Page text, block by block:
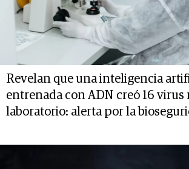
Revelan que una inteligencia
entrenada con ADN creó 16 virus
laboratorio: alerta por la